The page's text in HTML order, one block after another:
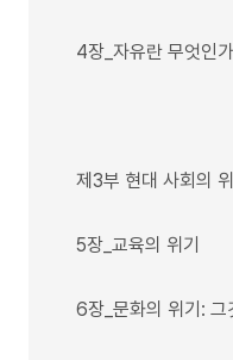
4장_자유란 무엇인
제3부 현대 사회의
5장_교육의 위기
6장_문화의 위기: 그